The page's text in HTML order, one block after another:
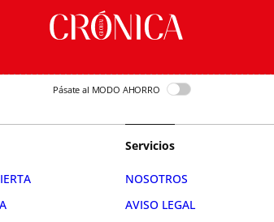
Pásate al MODO AHORRO
Servicios
NOSOTROS
AVISO LEGAL